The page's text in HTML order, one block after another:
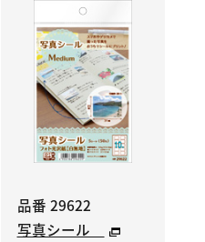
品番 29622
写真シール